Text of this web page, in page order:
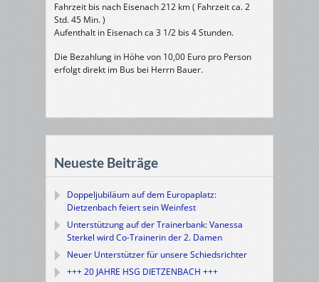
Fahrzeit bis nach Eisenach 212 km ( Fahrzeit ca. 2
Std. 45 Min. )
Aufenthalt in Eisenach ca 3 1/2 bis 4 Stunden.
Die Bezahlung in Höhe von 10,00 Euro pro Person
erfolgt direkt im Bus bei Herrn Bauer.
Neueste Beiträge
Doppeljubiläum auf dem Europaplatz:
Dietzenbach feiert sein Weinfest
Unterstützung auf der Trainerbank: Vanessa
Sterkel wird Co-Trainerin der 2. Damen
Neuer Unterstützer für unsere Schiedsrichter
+++ 20 JAHRE HSG DIETZENBACH +++